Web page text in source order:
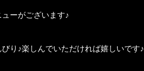
ーがございます♪
り♪楽しんでいただければ嬉しいです♪